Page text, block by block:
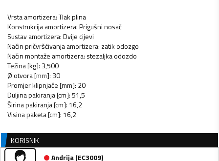
Vrsta amortizera: Tlak plina
Konstrukcija amortizera: Prigušni nosač
Sustav amortizera: Dvije cijevi
Način pričvršćivanja amortizera: zatik odozgo
Način montaže amortizera: stezaljka odozdo
Težina [kg]: 3,500
Ø otvora [mm]: 30
Promjer klipnjače [mm]: 20
Duljina pakiranja [cm]: 51,5
Širina pakiranja [cm]: 16,2
Visina paketa [cm]: 16,2
KORISNIK
Andrija(EC3009)